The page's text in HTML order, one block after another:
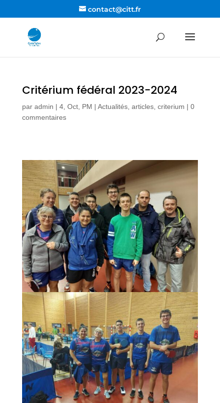
contact@citt.fr
Critérium fédéral 2023-2024
par admin | 4, Oct, PM | Actualités, articles, criterium | 0
commentaires